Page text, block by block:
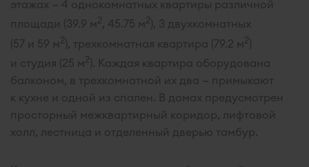
этажах — 4 однокомнатных квартиры различной
площади (39.9 м2, 45.75 м2), 3 двухкомнатных
(57 и 59 м2), трехкомнатная квартира (79.2 м2)
и студия (25 м2). Каждая квартира оборудована
балконом, в трехкомнатной их два — примыкают
к кухне и одной из спален. В домах предусмотрен
просторный межквартирный коридор, лифтовой
холл, лестница и отделенный дверью тамбур.